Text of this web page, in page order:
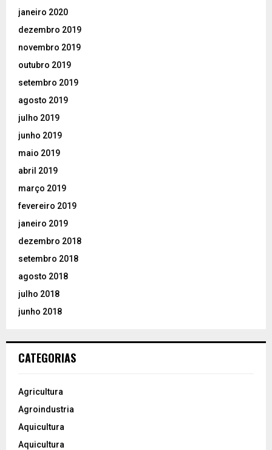
janeiro 2020
dezembro 2019
novembro 2019
outubro 2019
setembro 2019
agosto 2019
julho 2019
junho 2019
maio 2019
abril 2019
março 2019
fevereiro 2019
janeiro 2019
dezembro 2018
setembro 2018
agosto 2018
julho 2018
junho 2018
CATEGORIAS
Agricultura
Agroindustria
Aquicultura
Aquicultura